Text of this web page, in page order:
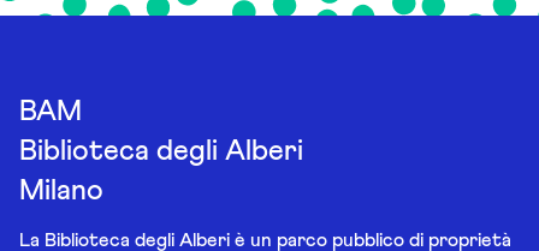
BAM
Biblioteca degli Alberi
Milano
La Biblioteca degli Alberi è un parco pubblico di proprietà